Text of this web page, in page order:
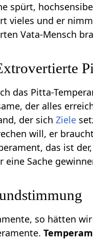
spürt,
vieles und er
Vata-Mensch
das Pitta-
der alles
der sichZiele
will, er
das ist
eine Sache
so hätten